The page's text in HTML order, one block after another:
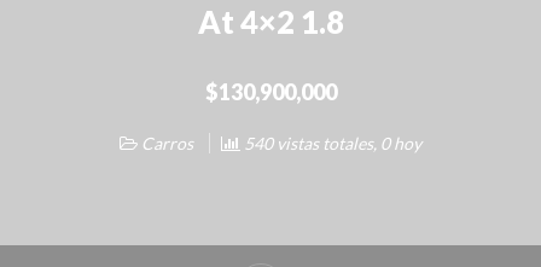
At 4×2 1.8
$130,900,000
Carros 540 vistas totales, 0 hoy